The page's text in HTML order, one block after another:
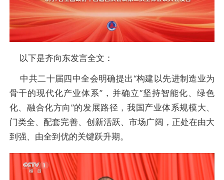
以下是齐向东发言全文：
中共二十届四中全会明确提出“构建以先进制造业为
骨干的现代化产业体系”，并确立“坚持智能化、绿色
化、融合化方向”的发展路径，我国产业体系规模大、
门类全、配套完善、创新活跃、市场广阔，正处在由大
到强、由全到优的关键跃升期。